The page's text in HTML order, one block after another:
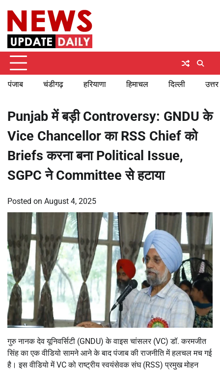
content
पंजाब चंडीगढ़ हरियाणा हिमाचल दिल्ली
Punjab में बड़ी Controversy: GNDU के
Vice Chancellor का RSS Chief को
Briefs करना बना Political Issue,
SGPC ने Committee से हटाया
Posted on August 4, 2025
गुरु नानक देव यूनिवर्सिटी (GNDU) के वाइस चांसलर (VC) डॉ. करमजीत
सिंह का एक वीडियो सामने आने के बाद पंजाब की राजनीति में हलचल मच गई
है। इस वीडियो में VC को राष्ट्रीय स्वयंसेवक संघ (RSS) प्रमुख मोहन